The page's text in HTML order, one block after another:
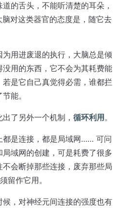
的舌头，不能听清楚的耳朵，
对这类器官的态度是，随它去
用进废退的执行，大脑总是倾
没用的东西，它不会为其耗费能
是它自己真觉得必需，谁都拦
能。
了另外一个机制， 循环利用 。
都是连接，都是局域网…… 可问
域网的创建，可是耗费了很多
会断掉那些连接，废弃那些局
作它用。
，对神经元间连接的强度也有